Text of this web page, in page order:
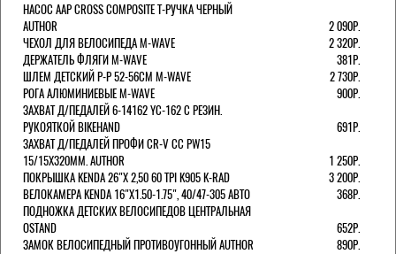
НАСОС AAP CROSS COMPOSITE Т-РУЧКА ЧЕРНЫЙ
AUTHOR
2 090Р.
ЧЕХОЛ ДЛЯ ВЕЛОСИПЕДА M-WAVE
2 320Р.
ДЕРЖАТЕЛЬ ФЛЯГИ M-WAVE
381Р.
ШЛЕМ ДЕТСКИЙ Р-Р 52-56СМ M-WAVE
2 730Р.
РОГА АЛЮМИНИЕВЫЕ M-WAVE
900Р.
ЗАХВАТ Д/ПЕДАЛЕЙ 6-14162 YC-162 С РЕЗИН.
РУКОЯТКОЙ BIKEHAND
691Р.
ЗАХВАТ Д/ПЕДАЛЕЙ ПРОФИ CR-V CC PW15
15/15X320ММ. AUTHOR
1 250Р.
ПОКРЫШКА KENDA 26"Х 2,50 60 TPI K905 K-RAD
3 200Р.
ВЕЛОКАМЕРА KENDA 16"Х1.50-1.75", 40/47-305 АВТО
368Р.
ПОДНОЖКА ДЕТСКИХ ВЕЛОСИПЕДОВ ЦЕНТРАЛЬНАЯ
OSTAND
652Р.
ЗАМОК ВЕЛОСИПЕДНЫЙ ПРОТИВОУГОННЫЙ AUTHOR
890Р.